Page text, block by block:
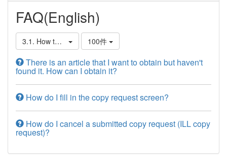
FAQ(English)
3.1. How to Get Materials from Other Libraries
100件
There is an article that I want to obtain but haven't
found it. How can I obtain it?
How do I fill in the copy request screen?
How do I cancel a submitted copy request (ILL copy
request)?